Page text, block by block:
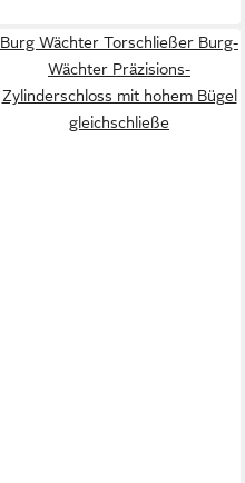
Burg Wächter Torschließer Burg-
Wächter Präzisions-
Zylinderschloss mit hohem Bügel
gleichschließe